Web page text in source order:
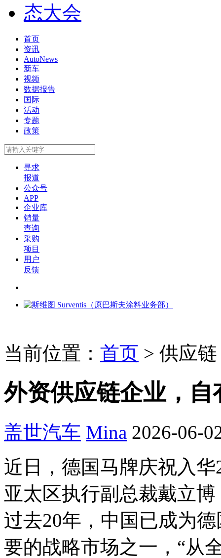
首页
资讯
AutoNews
新车
视频
数据报告
国际
活动
专题
政策
寻求
报道
公众号
APP
企业库
销量
查询
采购
项目
用户
反馈
当前位置： 首页 > 供应链
外资供应链企业，自
盖世汽车 Mina 2026-06-
近日，德国马牌庆祝入
亚太区执行副总裁戴立
过去20年，中国已成为
要的战略市场之一，“从